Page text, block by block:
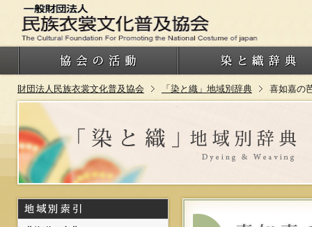
財団法人民族衣裳文化普及協会 「染と織」地域別辞典 喜如嘉の